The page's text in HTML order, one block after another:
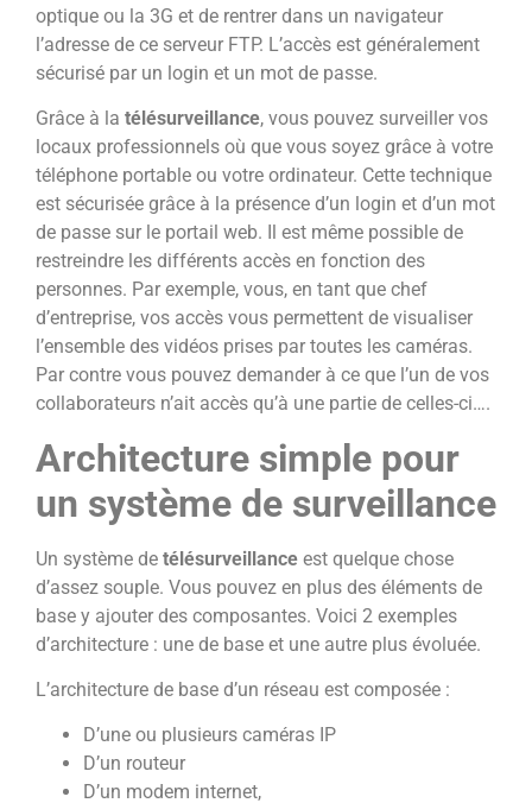
optique ou la 3G et de rentrer dans un navigateur
l’adresse de ce serveur FTP. L’accès est généralement
sécurisé par un login et un mot de passe.
Grâce à la télésurveillance, vous pouvez surveiller vos
locaux professionnels où que vous soyez grâce à votre
téléphone portable ou votre ordinateur. Cette technique
est sécurisée grâce à la présence d’un login et d’un mot
de passe sur le portail web. Il est même possible de
restreindre les différents accès en fonction des
personnes. Par exemple, vous, en tant que chef
d’entreprise, vos accès vous permettent de visualiser
l’ensemble des vidéos prises par toutes les caméras.
Par contre vous pouvez demander à ce que l’un de vos
collaborateurs n’ait accès qu’à une partie de celles-ci….
Architecture simple pour
un système de surveillance
Un système de télésurveillance est quelque chose
d’assez souple. Vous pouvez en plus des éléments de
base y ajouter des composantes. Voici 2 exemples
d’architecture : une de base et une autre plus évoluée.
L’architecture de base d’un réseau est composée :
D’une ou plusieurs caméras IP
D’un routeur
D’un modem internet,